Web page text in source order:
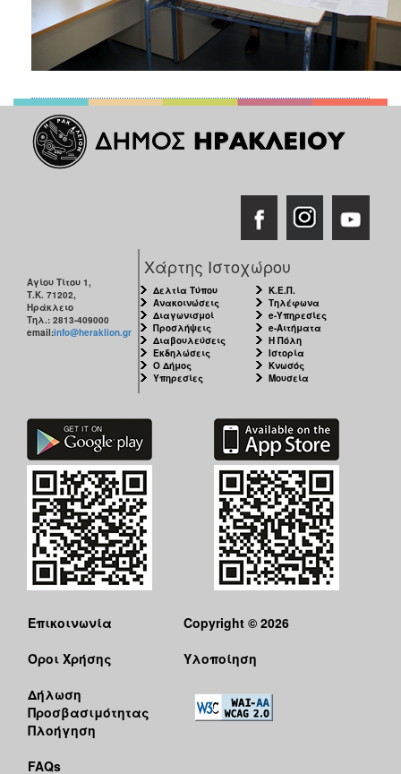
Αγίου Τίτου 1,
Τ.Κ. 71202,
Ηράκλειο
Τηλ.: 2813-409000
email:info@heraklion.gr
Χάρτης Ιστοχώρου
Δελτία Τύπου
Ανακοινώσεις
Διαγωνισμοί
Προσλήψεις
Διαβουλεύσεις
Εκδηλώσεις
Ο Δήμος
Υπηρεσίες
Κ.Ε.Π.
Τηλέφωνα
e-Υπηρεσίες
e-Αιτήματα
Η Πόλη
Ιστορία
Κνωσός
Μουσεία
Επικοινωνία
Όροι Χρήσης
Δήλωση
Προσβασιμότητας
Πλοήγηση
FAQs
Copyright © 2026
Υλοποίηση